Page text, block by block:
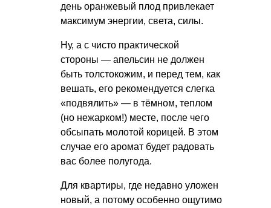
день оранжевый плод привлекает
максимум энергии, света, силы.
Ну, а с чисто практической
стороны — апельсин не должен
быть толстокожим, и перед тем, как
вешать, его рекомендуется слегка
«подвялить» — в тёмном, теплом
(но нежарком!) месте, после чего
обсыпать молотой корицей. В этом
случае его аромат будет радовать
вас более полугода.
Для квартиры, где недавно уложен
новый, а потому особенно ощутимо